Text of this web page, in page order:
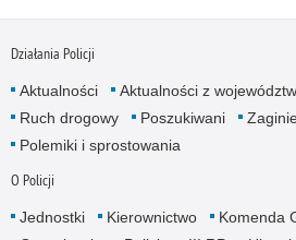
Działania Policji
Aktualności Aktualności z województw
Ruch drogowy
Poszukiwani
Polemiki i sprostowania
O Policji
Jednostki Kierownictwo
Komenda